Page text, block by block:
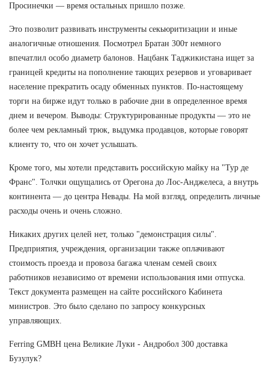
Просинечки — время остальных пришло позже.
Это позволит развивать инструменты секьюритизации и иные
аналогичные отношения. Посмотрел Братан 300т немного
впечатлил особо диаметр балонов. Нацбанк Таджикистана ищет за
границей кредиты на пополнение тающих резервов и уговаривает
население прекратить осаду обменных пунктов. По-настоящему
торги на бирже идут только в рабочие дни в определенное время
днем и вечером. Выводы: Структурированные продукты — это не
более чем рекламный трюк, выдумка продавцов, которые говорят
клиенту то, что он хочет услышать.
Кроме того, мы хотели представить российскую майку на "Тур де
Франс". Толчки ощущались от Орегона до Лос-Анджелеса, а внутрь
континента — до центра Невады. На мой взгляд, определить личные
расходы очень и очень сложно.
Никаких других целей нет, только "демонстрация силы".
Предприятия, учреждения, организации также оплачивают
стоимость проезда и провоза багажа членам семей своих
работников независимо от времени использования ими отпуска.
Текст документа размещен на сайте российского Кабинета
министров. Это было сделано по запросу конкурсных
управляющих.
Ferring GMBH цена Великие Луки - Андробол 300 доставка
Бузулук?